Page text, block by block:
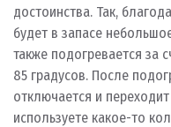
достоинства. Так,
будет в запасе
также подогревается за
85 градусов. После
отключается и
используете какое-то